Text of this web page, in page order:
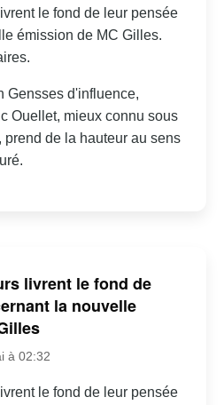
le fond de leur pensée
émission de MC Gilles.
Gensses d'influence,
Ouellet, mieux connu sous
prend de la hauteur au sens
livrent le fond de
la nouvelle
à 02:32
le fond de leur pensée